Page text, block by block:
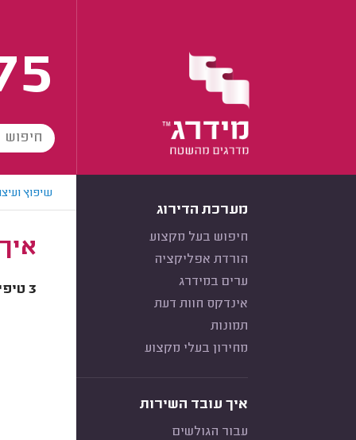
מערכת הדירוג
חיפוש בעל מקצוע
הורדת אפליקציה
ערים במידרג
אינדקס חוות דעת
תמונות
מחירון בעלי מקצוע
איך עובד השירות
עבור הגולשים
שיפוץ
3 טיפים לאיך לשמור על יחסים טובים (ועל התקציב) בשיפוץ.